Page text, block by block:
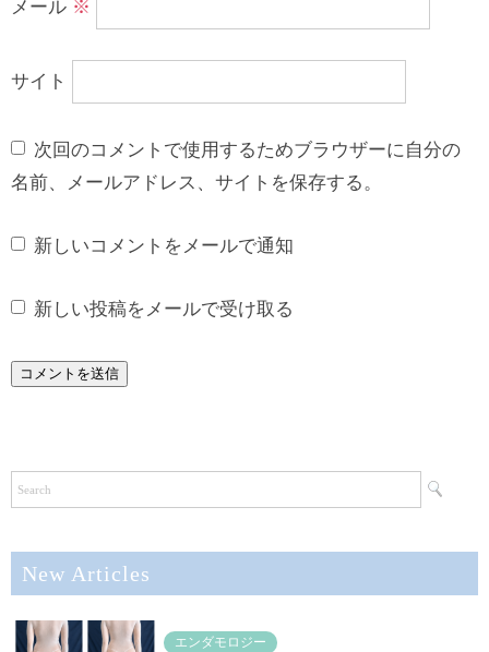
メール ※
サイト
次回のコメントで使用するためブラウザーに自分の
名前、メールアドレス、サイトを保存する。
新しいコメントをメールで通知
新しい投稿をメールで受け取る
New Articles
エンダモロジー